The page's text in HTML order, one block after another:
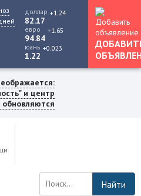
доллар
82.17
+1.24
евро
94.84
+1.65
юань
1.22
+0.023
и центр
обновляются
Найти